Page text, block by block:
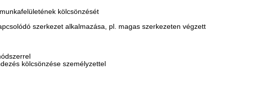
kölcsönzését
szerkezet alkalmazása, pl. magas szerkezeten végzett
kölcsönzése személyzettel